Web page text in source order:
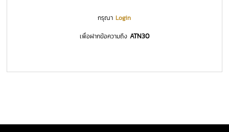
กรุณาLogin
เพื่อฝากข้อความถึง ATN30